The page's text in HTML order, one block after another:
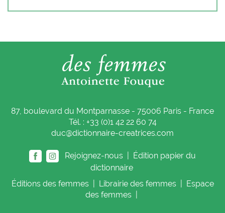
87, boulevard du Montparnasse - 75006 Paris - France
Tél. : +33 (0)1 42 22 60 74
duc@dictionnaire-creatrices.com
Rejoignez-nous |
Édition papier du
dictionnaire
Éditions des femmes Librairie des femmes
Espace
des femmes